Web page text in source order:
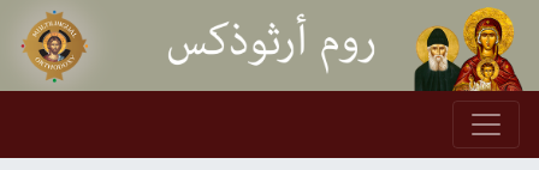
Skip to content
Main Navigation